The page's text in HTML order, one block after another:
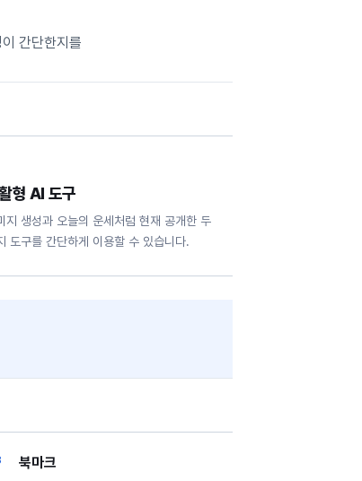
간단한지를
형 AI 도구
지 생성과 오늘의 운세처럼 현재 공개한 두
도구를 간단하게 이용할 수 있습니다.
북마크